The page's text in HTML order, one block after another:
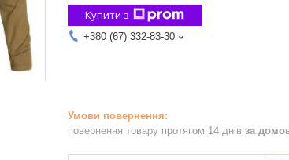
Купити з
+380 (67) 332-83-30
повернення товару протягом 14 днів за